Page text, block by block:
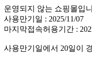
운영되지 않는 쇼핑몰입
사용만기일 : 2025/11/07
마지막접속허용기간 :
사용만기일에서 20일이